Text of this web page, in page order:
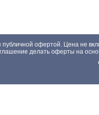
офертой. Цена не
делать оферты на